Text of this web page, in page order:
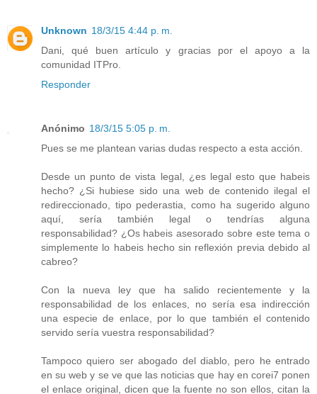
Unknown 18/3/15 4:44 p. m.
Dani, qué buen artículo y gracias por el apoyo a la
comunidad ITPro.
Responder
Anónimo 18/3/15 5:05 p. m.
Pues se me plantean varias dudas respecto a esta acción.
Desde un punto de vista legal, ¿es legal esto que habeis
hecho? ¿Si hubiese sido una web de contenido ilegal el
redireccionado, tipo pederastia, como ha sugerido alguno
aquí, sería también legal o tendrías alguna
responsabilidad? ¿Os habeis asesorado sobre este tema o
simplemente lo habeis hecho sin reflexión previa debido al
cabreo?
Con la nueva ley que ha salido recientemente y la
responsabilidad de los enlaces, no sería esa indirección
una especie de enlace, por lo que también el contenido
servido sería vuestra responsabilidad?
Tampoco quiero ser abogado del diablo, pero he entrado
en su web y se ve que las noticias que hay en corei7 ponen
el enlace original, dicen que la fuente no son ellos, citan la